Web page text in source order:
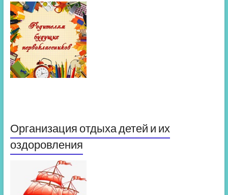
Организация отдыха детей и их
оздоровления